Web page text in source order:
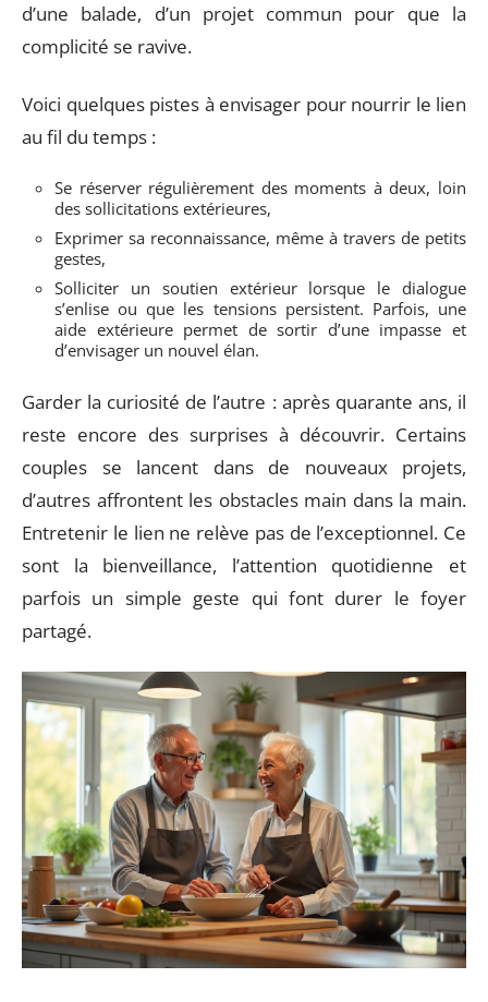
d’une balade, d’un projet commun pour que la
complicité se ravive.
Voici quelques pistes à envisager pour nourrir le lien
au fil du temps :
Se réserver régulièrement des moments à deux, loin
des sollicitations extérieures,
Exprimer sa reconnaissance, même à travers de petits
gestes,
Solliciter un soutien extérieur lorsque le dialogue
s’enlise ou que les tensions persistent. Parfois, une
aide extérieure permet de sortir d’une impasse et
d’envisager un nouvel élan.
Garder la curiosité de l’autre : après quarante ans, il
reste encore des surprises à découvrir. Certains
couples se lancent dans de nouveaux projets,
d’autres affrontent les obstacles main dans la main.
Entretenir le lien ne relève pas de l’exceptionnel. Ce
sont la bienveillance, l’attention quotidienne et
parfois un simple geste qui font durer le foyer
partagé.